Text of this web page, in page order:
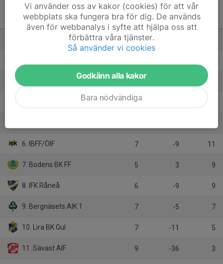
9 mot 9 Pojkar 14 år Grupp
M +/-
1. Storfors AIK 1 7
6
6. IBFF/ÖIF 7 -9 11
7. Bodens BK FF 5 3 9
8. IFK Råneå 6 -9 9
9. Bergnäsets AIK 1 7 -5 7
10. Lira BK Gul 7 -11 5
11. Sävast AIF 9 -36 3
Vi använder oss av kakor (cookies) för att vår
webbplats ska fungera bra för dig. De används
även för webbanalys i syfte att hjälpa oss att
förbättra våra tjänster.
Så använder vi cookies
Godkänn alla kakor
Bara nödvändiga